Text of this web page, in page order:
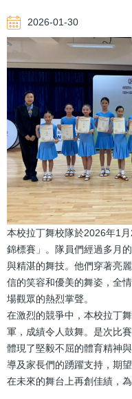
連
結
2026-01-30
本校拉丁舞校隊於2026年1
錦標賽」。隊員們經過多月
與精湛的舞技。他們穿著亮
信的笑容和優美的舞姿，全
場觀眾的熱烈掌聲。
在激烈的競爭中，本校拉丁
軍，成績令人鼓舞。是次比
體現了堅毅不屈的體育精神
導及家長們的踴躍支持，期
在未來的舞台上再創佳績，為